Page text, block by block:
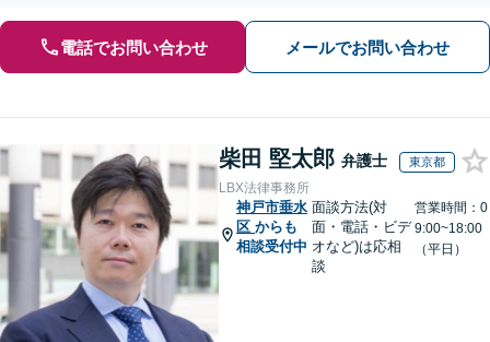
電話でお問い合わせ メールでお問い合わせ
柴田 堅太郎 弁護士 東京都
LBX法律事務所
神戸市垂水
区 からも
相談受付中
面談方法(対
面・電話・ビデ
オなど)は応相
談
営業時間：0
9:00~18:00
（平日）